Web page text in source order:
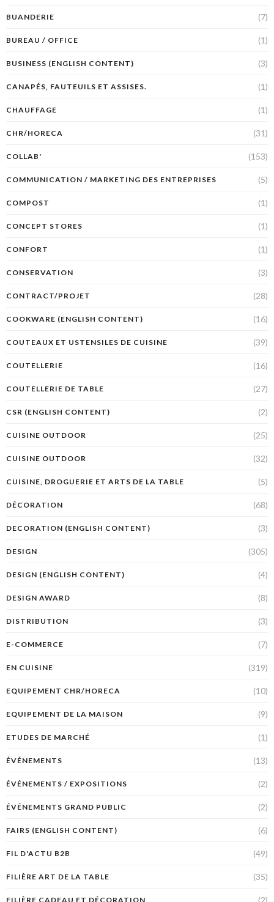
BUANDERIE (7)
BUREAU / OFFICE (1)
BUSINESS (ENGLISH CONTENT) (3)
CANAPÉS, FAUTEUILS ET ASSISES. (1)
CHAUFFAGE (1)
CHR/HORECA (31)
COLLAB' (153)
COMMUNICATION / MARKETING DES ENTREPRISES (5)
COMPOST (1)
CONCEPT STORES (1)
CONFORT (1)
CONSERVATION (3)
CONTRACT/PROJET (28)
COOKWARE (ENGLISH CONTENT) (16)
COUTEAUX ET USTENSILES DE CUISINE (39)
COUTELLERIE (16)
COUTELLERIE DE TABLE (27)
CSR (ENGLISH CONTENT) (2)
CUISINE OUTDOOR (25)
CUISINE OUTDOOR (32)
CUISINE, DROGUERIE ET ARTS DE LA TABLE (5)
DÉCORATION (68)
DECORATION (ENGLISH CONTENT) (3)
DESIGN (305)
DESIGN (ENGLISH CONTENT) (4)
DESIGN AWARD (8)
DISTRIBUTION (3)
E-COMMERCE (7)
EN CUISINE (319)
EQUIPEMENT CHR/HORECA (10)
EQUIPEMENT DE LA MAISON (9)
ETUDES DE MARCHÉ (1)
ÉVÉNEMENTS (13)
ÉVÉNEMENTS / EXPOSITIONS (2)
ÉVÉNEMENTS GRAND PUBLIC (2)
FAIRS (ENGLISH CONTENT) (6)
FIL D'ACTU B2B (49)
FILIÈRE ART DE LA TABLE (35)
FILIÈRE CADEAU ET DÉCORATION (2)